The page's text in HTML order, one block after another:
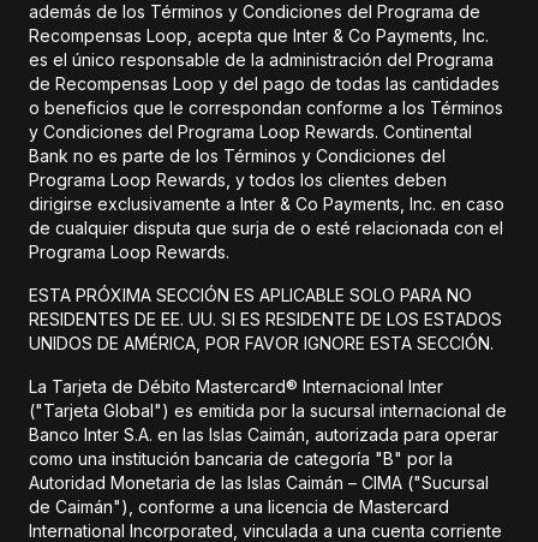
además de los Términos y Condiciones del Programa de
Recompensas Loop, acepta que Inter & Co Payments, Inc.
es el único responsable de la administración del Programa
de Recompensas Loop y del pago de todas las cantidades
o beneficios que le correspondan conforme a los Términos
y Condiciones del Programa Loop Rewards. Continental
Bank no es parte de los Términos y Condiciones del
Programa Loop Rewards, y todos los clientes deben
dirigirse exclusivamente a Inter & Co Payments, Inc. en caso
de cualquier disputa que surja de o esté relacionada con el
Programa Loop Rewards.
ESTA PRÓXIMA SECCIÓN ES APLICABLE SOLO PARA NO
RESIDENTES DE EE. UU. SI ES RESIDENTE DE LOS ESTADOS
UNIDOS DE AMÉRICA, POR FAVOR IGNORE ESTA SECCIÓN.
La Tarjeta de Débito Mastercard® Internacional Inter
("Tarjeta Global") es emitida por la sucursal internacional de
Banco Inter S.A. en las Islas Caimán, autorizada para operar
como una institución bancaria de categoría "B" por la
Autoridad Monetaria de las Islas Caimán – CIMA ("Sucursal
de Caimán"), conforme a una licencia de Mastercard
International Incorporated, vinculada a una cuenta corriente